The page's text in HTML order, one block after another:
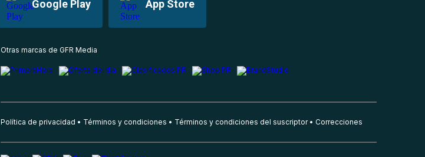
Google Play App Store
Otras marcas de GFR Media
Política de privacidad Términos y condiciones Términos y condiciones del suscriptor Correcciones